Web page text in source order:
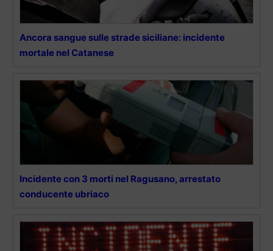
Ancora sangue sulle strade siciliane: incidente
mortale nel Catanese
Incidente con 3 morti nel Ragusano, arrestato
conducente ubriaco